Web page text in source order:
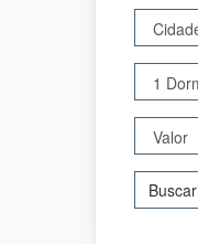
Buscar